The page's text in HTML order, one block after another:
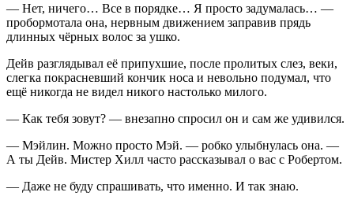
— Нет, ничего… Все в порядке… Я просто задумалась… —
пробормотала она, нервным движением заправив прядь
длинных чёрных волос за ушко.
Дейв разглядывал её припухшие, после пролитых слез, веки,
слегка покрасневший кончик носа и невольно подумал, что
ещё никогда не видел никого настолько милого.
— Как тебя зовут? — внезапно спросил он и сам же удивился.
— Мэйлин. Можно просто Мэй. — робко улыбнулась она. —
А ты Дейв. Мистер Хилл часто рассказывал о вас с Робертом.
— Даже не буду спрашивать, что именно. И так знаю.